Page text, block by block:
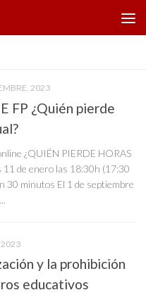
2023
FP ¿Quién pierde
¿QUIÉN PIERDE HORAS
11 de enero las 18:30h (17:30
30 minutos El 1 de septiembre
2023
y la prohibición
educativos